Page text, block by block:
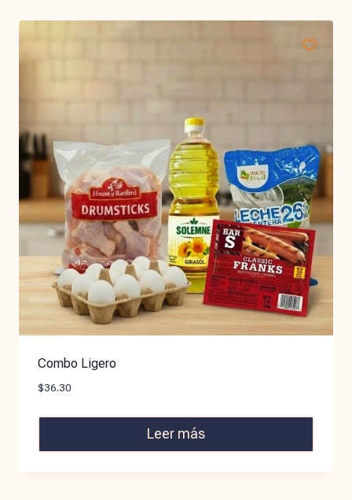
Combo Ligero
$36.30
Leer más